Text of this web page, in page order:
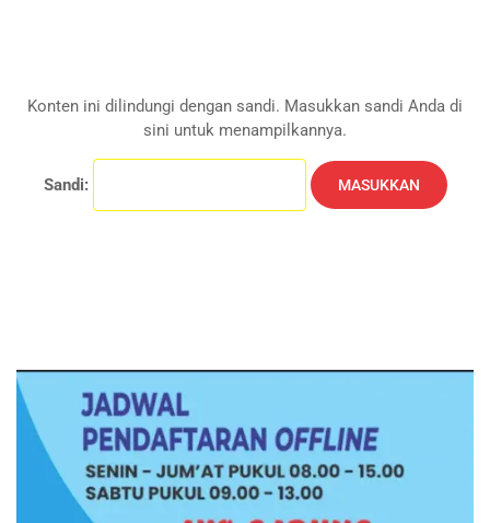
Konten ini dilindungi dengan sandi. Masukkan sandi Anda di
sini untuk menampilkannya.
Sandi: